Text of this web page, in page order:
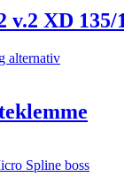
XD 135/
alternativDette
varianter.
velges